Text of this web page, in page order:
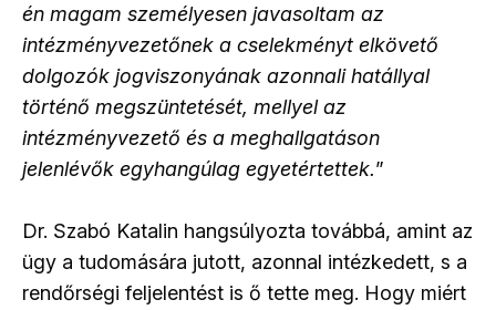
én magam személyesen javasoltam az
intézményvezetőnek a cselekményt elkövető
dolgozók jogviszonyának azonnali hatállyal
történő megszüntetését, mellyel az
intézményvezető és a meghallgatáson
jelenlévők egyhangúlag egyetértettek.”
Dr. Szabó Katalin hangsúlyozta továbbá, amint az
ügy a tudomására jutott, azonnal intézkedett, s a
rendőrségi feljelentést is ő tette meg. Hogy miért